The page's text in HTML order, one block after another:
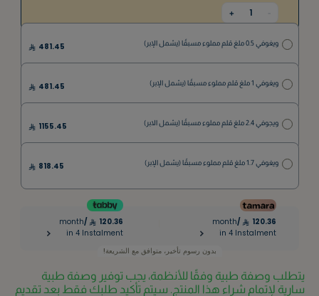
1
+
ويغوفي 0.5 ملغ قلم مملوء مسبقًا (يشمل الإبر) 481.45
ويغوفي 1 ملغ قلم مملوء مسبقًا (يشمل الإبر) 481.45
ويجوفي 2.4 ملغ قلم مملوء مسبقًا (يشمل الابر) 1155.45
ويغوفي 1.7 ملغ قلم مملوء مسبقًا (يشمل الإبر) 818.45
120.36
/
month
in 4 Instalment
120.36
/
month
in 4 Instalment
بدون رسوم تأخير، متوافق مع الشريعة!
يتطلب وصفة طبية وفقًا للأنظمة، يجب توفير وصفة طبية
سارية لإتمام شراء هذا المنتج. سيتم تأكيد طلبك فقط بعد تقديم